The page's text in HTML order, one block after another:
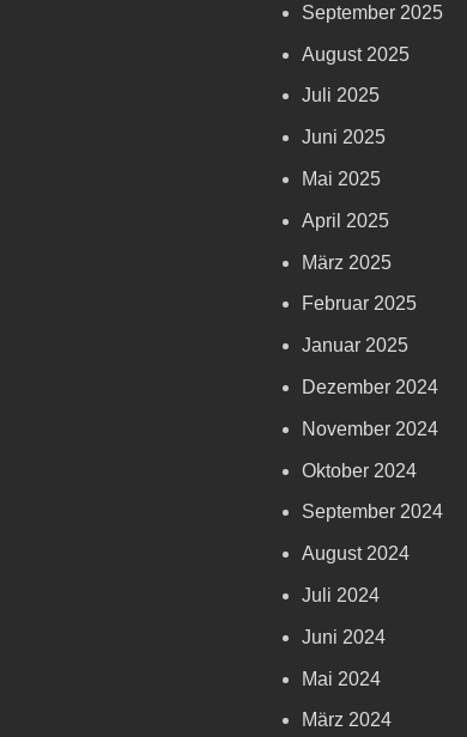
September 2025
August 2025
Juli 2025
Juni 2025
Mai 2025
April 2025
März 2025
Februar 2025
Januar 2025
Dezember 2024
November 2024
Oktober 2024
September 2024
August 2024
Juli 2024
Juni 2024
Mai 2024
März 2024